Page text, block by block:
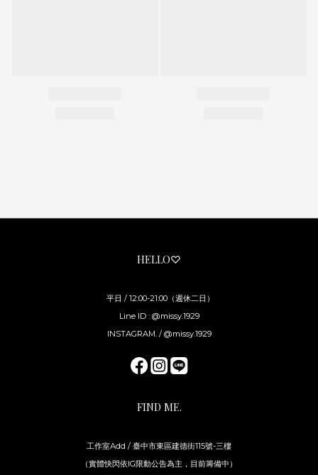
HELLO♡
平日 / 12:00-21:00（週休二日）
Line ID : @missy.1929
INSTAGRAM. / @missy.1929
FIND ME.
工作室Add / 臺中市東區建德街115號-三樓
（實體快閃依IG限動公告為主，目前籌備中）